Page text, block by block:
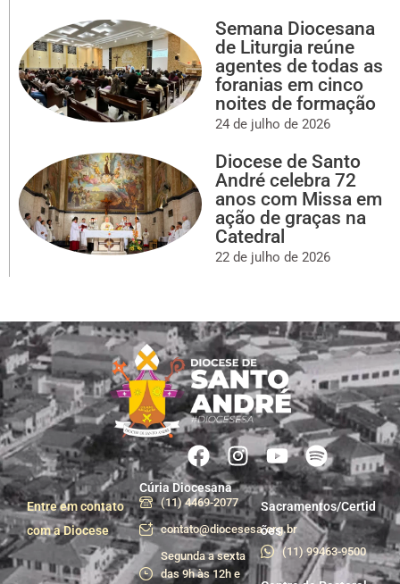
Semana Diocesana
de Liturgia reúne
agentes de todas as
foranias em cinco
noites de formação
24 de julho de 2026
Diocese de Santo
André celebra 72
anos com Missa em
ação de graças na
Catedral
22 de julho de 2026
Entre em contato
com a Diocese
Cúria Diocesana
(11) 4469-2077
contato@diocesesa.org.br
Segunda a sexta
das 9h às 12h e
Sacramentos/Certid
ões
(11) 99463-9500